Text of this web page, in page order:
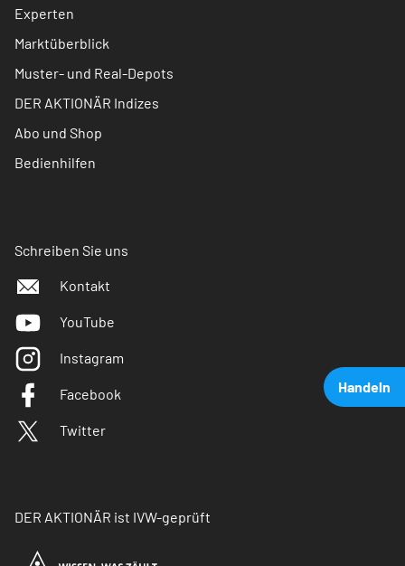
Handeln
Experten
Marktüberblick
Muster- und Real-Depots
DER AKTIONÄR Indizes
Abo und Shop
Bedienhilfen
Schreiben Sie uns
Kontakt
YouTube
Instagram
Facebook
Twitter
DER AKTIONÄR ist IVW-geprüft